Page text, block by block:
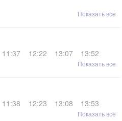
Показать все
11:37 12:22 13:07
13:52
Показать все
11:38 12:23 13:08
13:53
Показать все